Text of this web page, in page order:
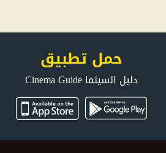
حمل تطبيق
دليل السينما Cinema Guide